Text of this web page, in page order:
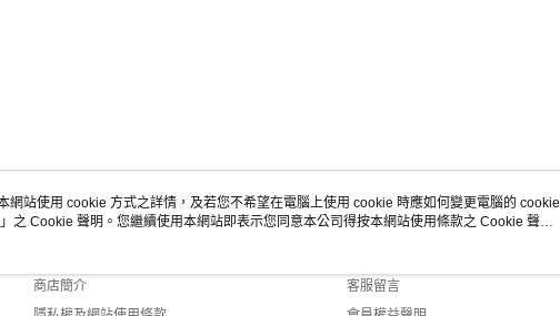
關於我們
商店簡介
客服資訊
客服留言
網站使用 cookie 方式之詳情，及若您不希望在電腦上使用 cookie 時應如何變更電腦的 cookie
」之 Cookie 聲明。您繼續使用本網站即表示您同意本公司得按本網站使用條款之 Cookie 聲明